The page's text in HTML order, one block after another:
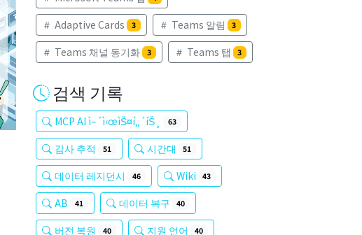
Adaptive Cards 3 Teams 알림 3
Teams 채널 동기화 3 Teams 탭 3
검색 기록
MCP AI ì–´ì‹œìŠ¤í„´íŠ¸ 63
감사 추적 51 시간대 51
데이터 레지던시 46 Wiki 43
AB 41 데이터 복구 40
버전 복원 40 지원 언어 40